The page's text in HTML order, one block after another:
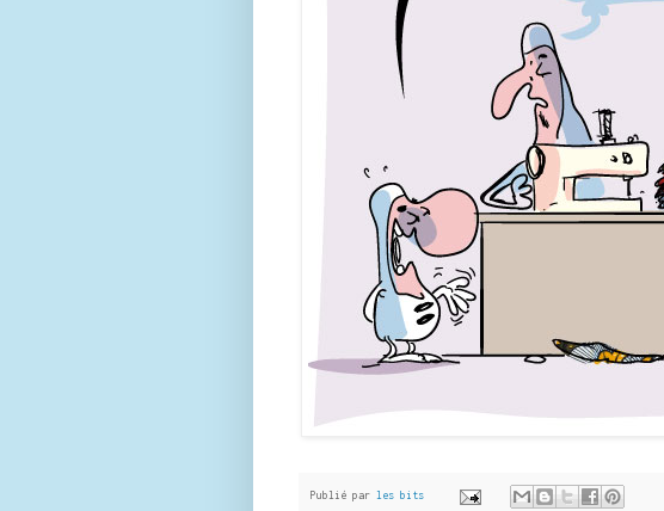
Publié par les bits